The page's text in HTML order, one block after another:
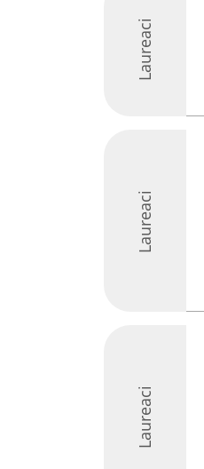
Laureaci
Laureaci
Laureaci